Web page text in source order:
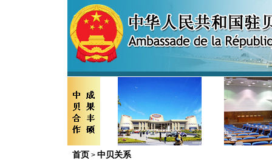
首页 > 中贝关系